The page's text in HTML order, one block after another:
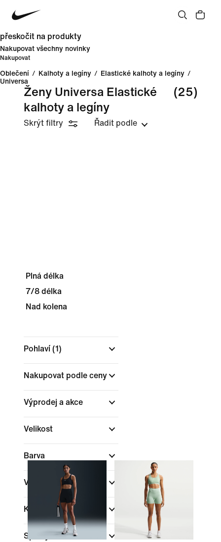
přeskočit na produkty
Nakupovat všechny novinky
Nakupovat
Oblečení / Kalhoty a legíny / Elastické kalhoty a legíny /
Universa
Ženy Universa Elastické
kalhoty a legíny
(25)
Skrýt filtry Řadit podle
Plná délka
7/8 délka
Nad kolena
Pohlaví (1)
Nakupovat podle ceny
Výprodej a akce
Velikost
Barva
Výška pasu
Kolekce (1)
Sporty